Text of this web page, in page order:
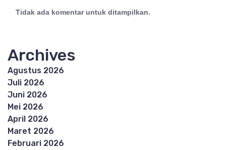
Tidak ada komentar untuk ditampilkan.
Archives
Agustus 2026
Juli 2026
Juni 2026
Mei 2026
April 2026
Maret 2026
Februari 2026